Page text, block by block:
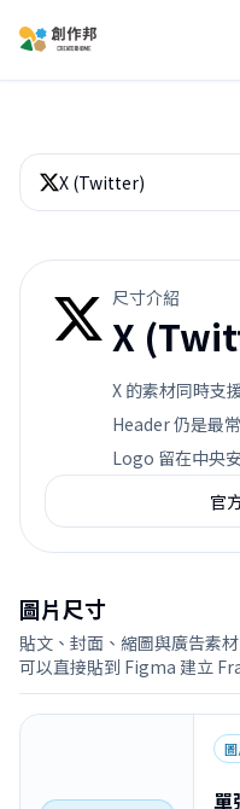
X (Twitter)
尺寸介紹
X
X 的素材同時支
Header 仍是最
Logo 留在中央
官
圖片尺寸
貼文、封面、縮圖與廣告素
可以直接貼到 Figma 建立
圖
單